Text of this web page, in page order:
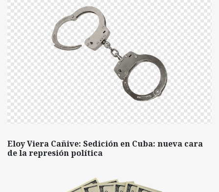
Eloy Viera Cañive: Sedición en Cuba: nueva cara
de la represión política